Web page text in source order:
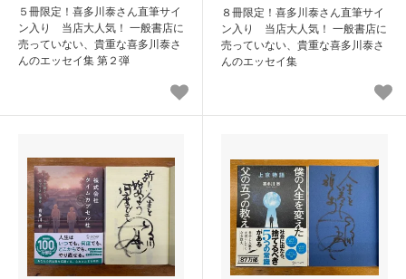
５冊限定！喜多川泰さん直筆サイ
ン入り 当店大人気！ 一般書店に
売っていない、貴重な喜多川泰さ
んのエッセイ集 第２弾
８冊限定！喜多川泰さん直筆サイ
ン入り 当店大人気！ 一般書店に
売っていない、貴重な喜多川泰さ
んのエッセイ集